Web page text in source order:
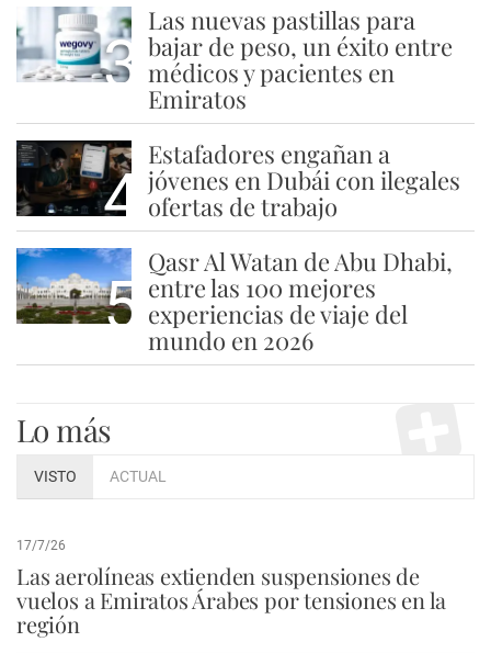
3
Las nuevas pastillas para
bajar de peso, un éxito entre
médicos y pacientes en
Emiratos
4
Estafadores engañan a
jóvenes en Dubái con ilegales
ofertas de trabajo
5
Qasr Al Watan de Abu Dhabi,
entre las 100 mejores
experiencias de viaje del
mundo en 2026
Lo más
VISTO ACTUAL
17/7/26
Las aerolíneas extienden suspensiones de
vuelos a Emiratos Árabes por tensiones en la
región